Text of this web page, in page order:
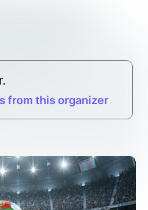
from this organizer